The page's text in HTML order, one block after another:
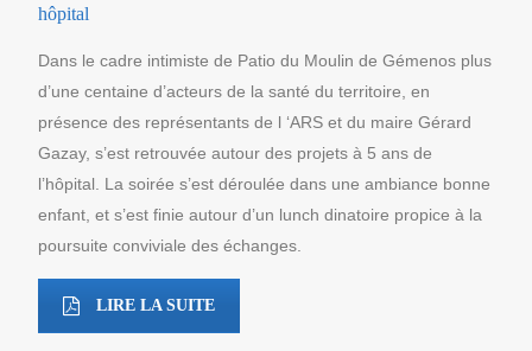
hôpital
Dans le cadre intimiste de Patio du Moulin de Gémenos plus
d’une centaine d’acteurs de la santé du territoire, en
présence des représentants de l ‘ARS et du maire Gérard
Gazay, s’est retrouvée autour des projets à 5 ans de
l’hôpital. La soirée s’est déroulée dans une ambiance bonne
enfant, et s’est finie autour d’un lunch dinatoire propice à la
poursuite conviviale des échanges.
LIRE LA SUITE